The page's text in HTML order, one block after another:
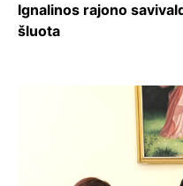
Ignalinos rajono
šluota